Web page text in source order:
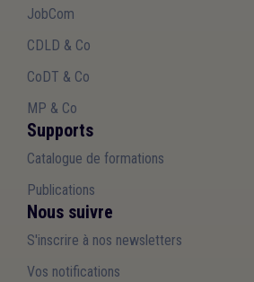
JobCom
CDLD & Co
CoDT & Co
MP & Co
Supports
Catalogue de formations
Publications
Nous suivre
S'inscrire à nos newsletters
Vos notifications